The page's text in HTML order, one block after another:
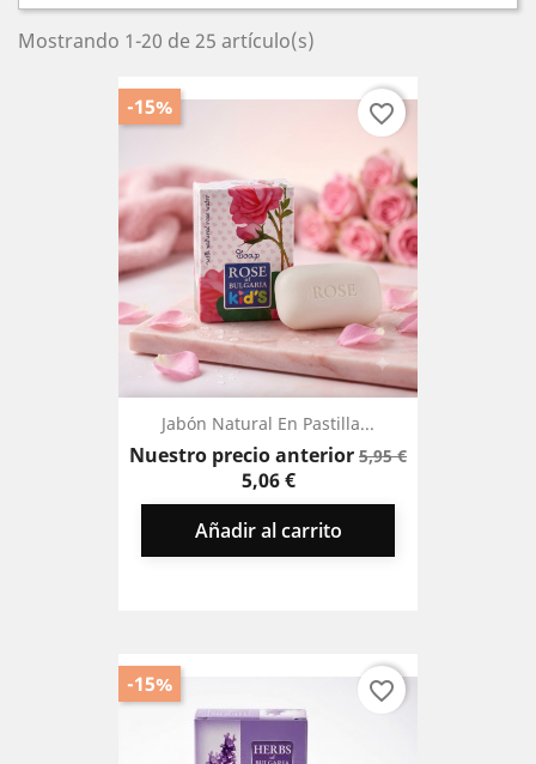
Mostrando 1-20 de 25 artículo(s)
Jabón Natural En Pastilla...
Nuestro precio anteriorPrecio
5,95 €Precio
5,06 €
Añadir al carrito
-15% favorite_border
-15% favorite_border